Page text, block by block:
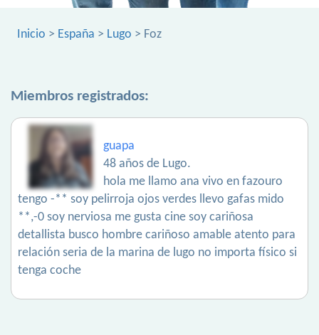
Inicio > España > Lugo > Foz
Miembros registrados:
guapa
48 años de Lugo.
hola me llamo ana vivo en fazouro
tengo -** soy pelirroja ojos verdes llevo gafas mido
**,-0 soy nerviosa me gusta cine soy cariñosa
detallista busco hombre cariñoso amable atento para
relación seria de la marina de lugo no importa físico si
tenga coche